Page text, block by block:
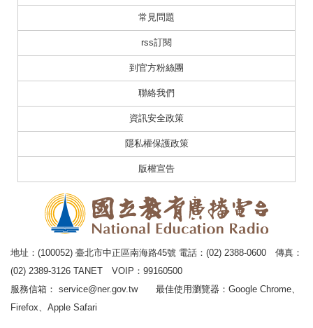
常見問題
rss訂閱
到官方粉絲團
聯絡我們
資訊安全政策
隱私權保護政策
版權宣告
地址：(100052) 臺北市中正區南海路45號 電話：(02) 2388-0600 傳真：
(02) 2389-3126 TANET VOIP：99160500
服務信箱： service@ner.gov.tw
最佳使用瀏覽器：Google Chrome、
Firefox、Apple Safari